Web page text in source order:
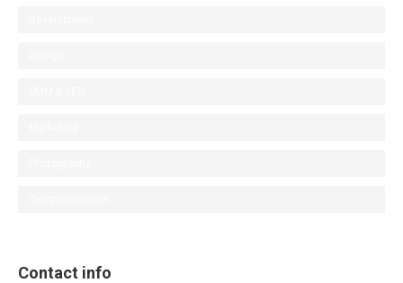
Contact info